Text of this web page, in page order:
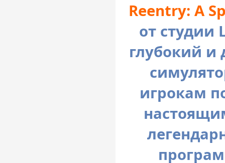
Reentry: A
от студии
глубокий и
игрокам